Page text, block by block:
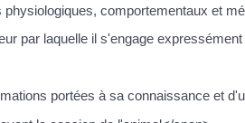
comportementaux et
par laquelle il s'engage
portées à sa connaissance et